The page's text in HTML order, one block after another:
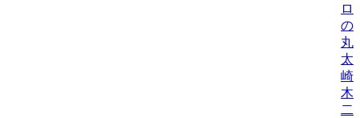
ロ
の
丸
太
崎
木
二